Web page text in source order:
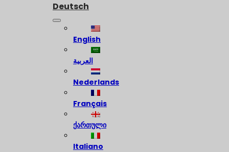
Deutsch
English
العربية
Nederlands
Français
ქართული
Italiano